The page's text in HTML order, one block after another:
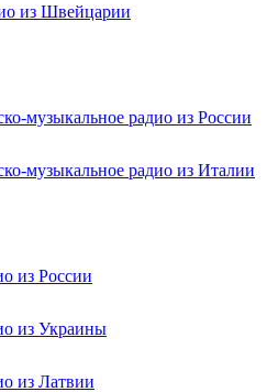
из Швейцарии
музыкальное радио из России
музыкальное радио из Италии
из России
из Украины
из Латвии